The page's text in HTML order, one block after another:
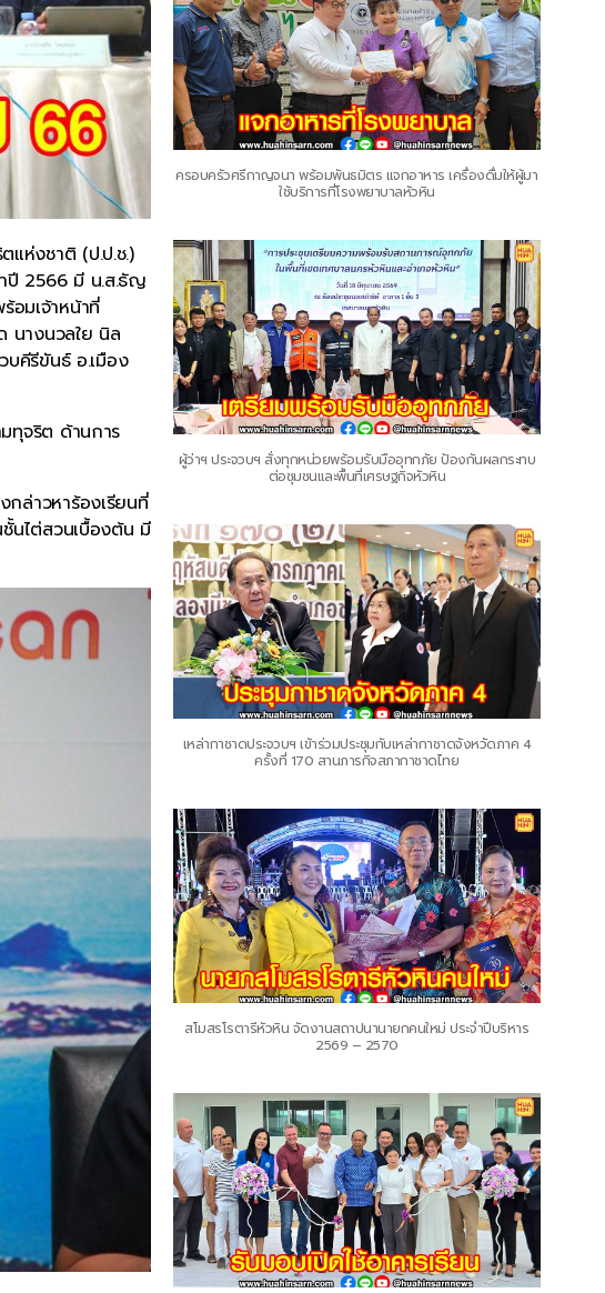
แห่งชาติ (ป.ป.ช.)
ำปี 2566 มี น.ส.ธัญ
อมเจ้าหน้าที่
นางนวลใย นิล
บคีรีขันธ์ อ.เมือง
ทุจริต ด้านการ
กล่าวหาร้องเรียนที่
ชั้นไต่สวนเบื้องต้น มี
ครอบครัวศรีกาญจนา พร้อมพันธมิตร แจกอาหาร เครื่องดื่มให้ผู้มา
ใช้บริการที่โรงพยาบาลหัวหิน
ผู้ว่าฯ ประจวบฯ สั่งทุกหน่วยพร้อมรับมืออุทกภัย ป้องกันผลกระทบ
ต่อชุมชนและพื้นที่เศรษฐกิจหัวหิน
เหล่ากาชาดประจวบฯ เข้าร่วมประชุมกับเหล่ากาชาดจังหวัดภาค 4
ครั้งที่ 170 สานภารกิจสภากาชาดไทย
สโมสรโรตารีหัวหิน จัดงานสถาปนานายกคนใหม่ ประจำปีบริหาร
2569 – 2570